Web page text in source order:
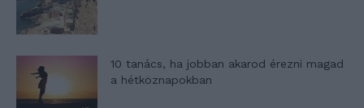
10 tanács, ha jobban akarod érezni magad
a hétköznapokban